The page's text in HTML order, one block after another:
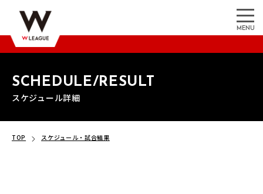
MENU
SCHEDULE/RESULT
スケジュール詳細
TOP スケジュール・試合結果